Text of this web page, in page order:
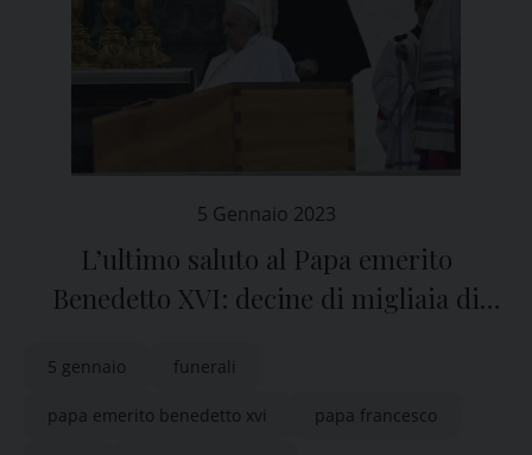
5 Gennaio 2023
L’ultimo saluto al Papa emerito
Benedetto XVI: decine di migliaia di
5 gennaio funerali
papa emerito benedetto xvi papa francesco